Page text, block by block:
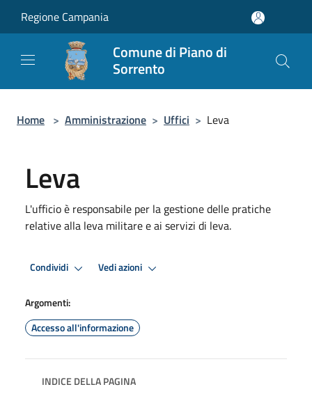
Regione Campania
Comune di Piano di
Sorrento
Home > Amministrazione > Uffici > Leva
Leva
L'ufficio è responsabile per la gestione delle pratiche
relative alla leva militare e ai servizi di leva.
Condividi Vedi azioni
Argomenti:
Accesso all'informazione
INDICE DELLA PAGINA